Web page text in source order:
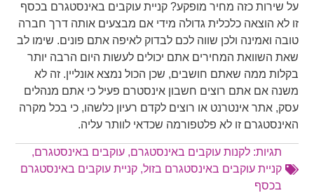
על שירות כזה מחיר מופקע? קניית עוקבים באינסטגרם בכסף
זו לא הוצאה כלכלית גדולה מידי אם מבצעים אותה דרך חברה
טובה ואמינה ולכן שווה לכם לבדוק לאיפה אתם פונים. שימו לב
שאת השוואת המחירים אתם יכולים לעשות היום הרבה יותר
בקלות ממה שאתם חושבים, שכן הכול נמצא אונליין. זה לא
משנה אם אתם רוצים חשבון אינסטרם פעיל כי אתם מנהלים
עסק, אתר אינטרנט או רוצים לקדם רעיון כלשהו, כי בכל מקרה
האינסטגרם זו לא פלטפורמה שכדאי לוותר עליה.
תגיות:לקנות עוקבים באינסטגרם,עוקבים באינסטגרם,
קניית עוקבים באינסטגרם בזול,קניית עוקבים באינסטגרם
בכסף